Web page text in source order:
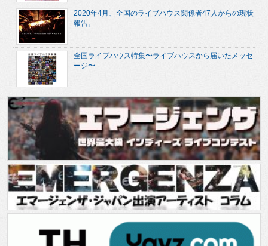
2020年4月、全国のライブハウス関係者47人からの現状
報告。
全国ライブハウス特集〜ライブハウスから届いたメッセ
ージ〜